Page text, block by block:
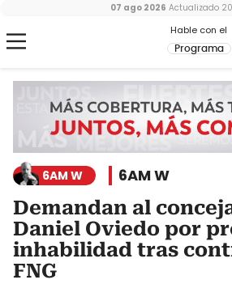
Hable con el
Programa
07 ago 2026 Actualizado
6AM W 6AM W
Demandan al
Daniel Oviedo por
inhabilidad tras
FNG